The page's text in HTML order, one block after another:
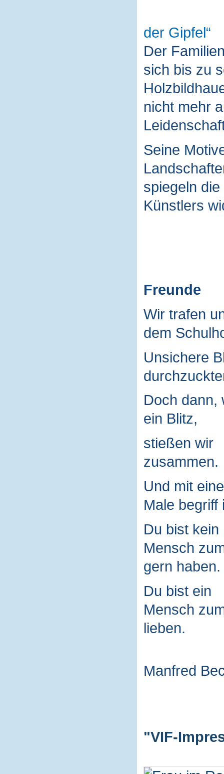
der Gipfel
Der
sich bis zu
nicht mehr
Seine
spiegeln
Künstlers
Freunde
Wir trafen
dem
Unsichere
Doch dann,
ein Blitz,
stießen wir
zusammen.
Und mit
Male begriff
Du bist kein
Mensch
gern haben.
Du bist ein
Mensch
lieben.
Manfred
"VIF-